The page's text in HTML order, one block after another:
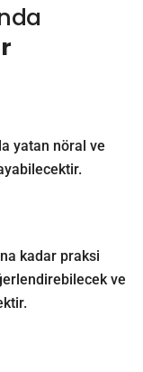
yatan nöral ve
kadar praksi
ve